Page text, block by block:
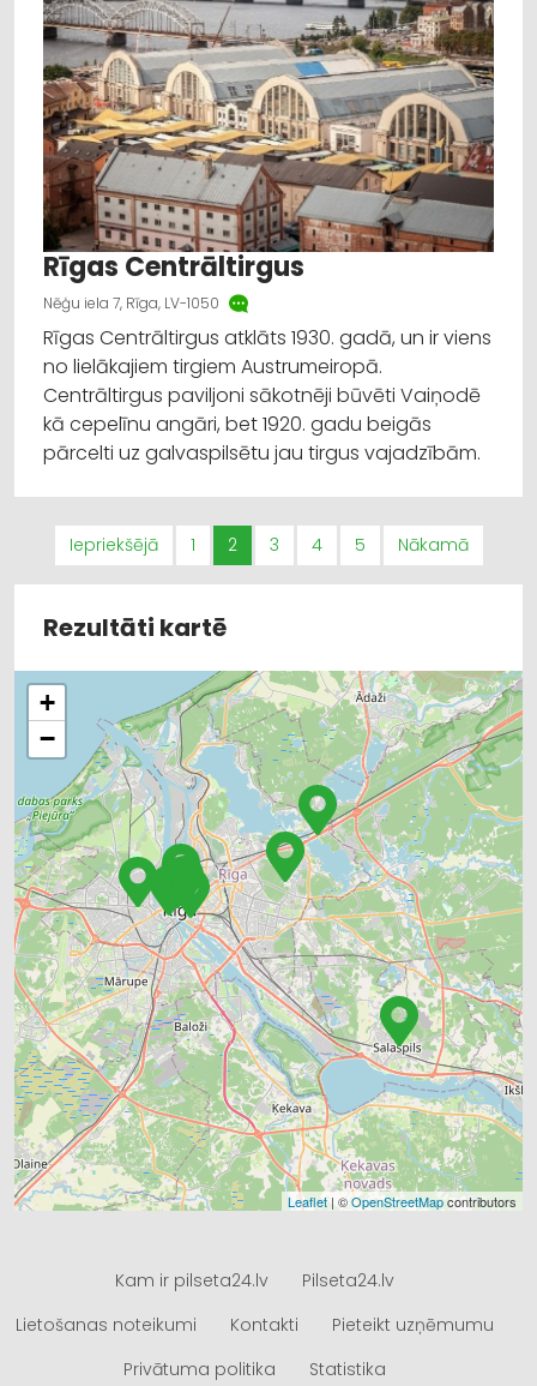
Rīgas Centrāltirgus
Nēģu iela 7, Rīga, LV-1050
Rīgas Centrāltirgus atklāts 1930. gadā, un ir viens
no lielākajiem tirgiem Austrumeiropā.
Centrāltirgus paviljoni sākotnēji būvēti Vaiņodē
kā cepelīnu angāri, bet 1920. gadu beigās
pārcelti uz galvaspilsētu jau tirgus vajadzībām.
Iepriekšējā 1 2 3 4 5 Nākamā
Rezultāti kartē
+
−
Leaflet | ©OpenStreetMapcontributors
Kam ir pilseta24.lv
Pilseta24.lv
Lietošanas noteikumi
Kontakti
Pieteikt uzņēmumu
Privātuma politika
Statistika